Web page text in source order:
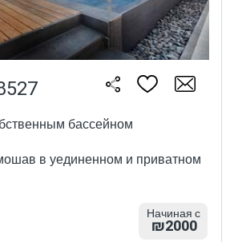
бассейном
в уединенном и приватном
Начиная с
₪2000